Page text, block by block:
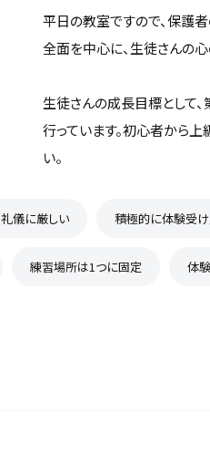
平日の教室ですので、保護
全面を中心に、生徒さんの
生徒さんの成長目標として
行っています。初心者から
い。
礼儀に厳しい 積極的に体験受
練習場所は1つに固定 体